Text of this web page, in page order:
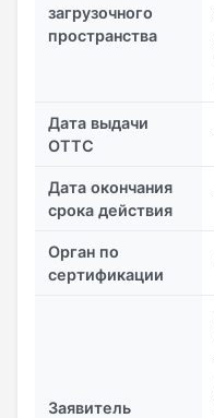
загрузочного
пространства
Дата выдачи
ОТТС
Дата окончания
срока действия
Орган по
сертификации
Заявитель